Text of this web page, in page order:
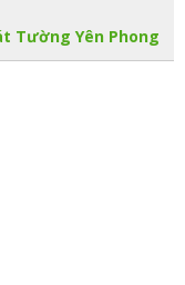
Tường Yên Phong